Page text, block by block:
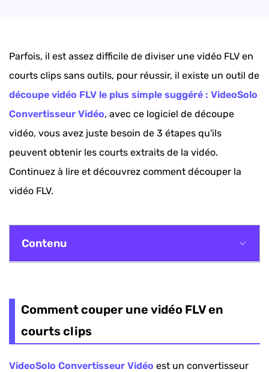
Parfois, il est assez difficile de diviser une vidéo FLV en
courts clips sans outils, pour réussir, il existe un outil de
découpe vidéo FLV le plus simple suggéré : VideoSolo
Convertisseur Vidéo, avec ce logiciel de découpe
vidéo, vous avez juste besoin de 3 étapes qu'ils
peuvent obtenir les courts extraits de la vidéo.
Continuez à lire et découvrez comment découper la
vidéo FLV.
Contenu
Comment couper une vidéo FLV en
courts clips
VideoSolo Convertisseur Vidéo est un convertisseur